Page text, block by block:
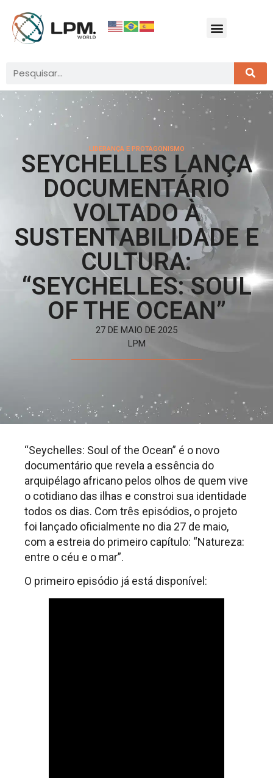
LIDERANÇA E PROTAGONISMO
SEYCHELLES LANÇA
DOCUMENTÁRIO
VOLTADO À
SUSTENTABILIDADE E
CULTURA:
“SEYCHELLES: SOUL
OF THE OCEAN”
27 DE MAIO DE 2025
LPM
“Seychelles: Soul of the Ocean” é o novo
documentário que revela a essência do
arquipélago africano pelos olhos de quem vive
o cotidiano das ilhas e constroi sua identidade
todos os dias. Com três episódios, o projeto
foi lançado oficialmente no dia 27 de maio,
com a estreia do primeiro capítulo: “Natureza:
entre o céu e o mar”.
O primeiro episódio já está disponível: